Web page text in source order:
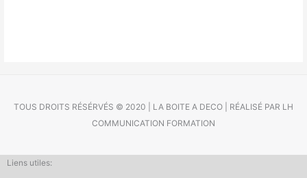
TOUS DROITS RÉSÉRVÉS © 2020 | LA BOITE A DECO | RÉALISÉ PAR LH
COMMUNICATION FORMATION
Liens utiles: